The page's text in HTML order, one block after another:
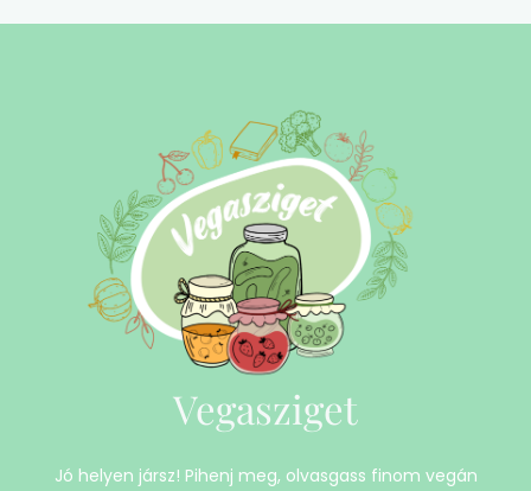
Vegasziget
Jó helyen jársz! Pihenj meg, olvasgass finom vegán